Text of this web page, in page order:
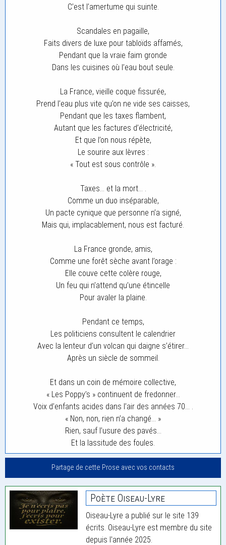
C’est l’amertume qui suinte.
Scandales en pagaille,
Faits divers de luxe pour tabloïds affamés,
Pendant que la vraie faim gronde
Dans les cuisines où l’eau bout seule.
La France, vieille coque fissurée,
Prend l’eau plus vite qu’on ne vide ses caisses,
Pendant que les taxes flambent,
Autant que les factures d’électricité,
Et que l’on nous répète,
Le sourire aux lèvres :
« Tout est sous contrôle ».
Taxes… et la mort… .
Comme un duo inséparable,
Un pacte cynique que personne n’a signé,
Mais qui, implacablement, nous est facturé.
La France gronde, amis,
Comme une forêt sèche avant l’orage :
Elle couve cette colère rouge,
Un feu qui n’attend qu’une étincelle
Pour avaler la plaine.
Pendant ce temps,
Les politiciens consultent le calendrier
Avec la lenteur d’un volcan qui daigne s’étirer…
Après un siècle de sommeil.
Et dans un coin de mémoire collective,
« Les Poppy’s » continuent de fredonner…
Voix d’enfants acides dans l’air des années 70… .
« Non, non, rien n’a changé… »
Rien, sauf l’usure des pavés…
Et la lassitude des foules.
Partage de cette Prose avec vos contacts
Poète Oiseau-Lyre
Oiseau-Lyre a publié sur le site 139
écrits. Oiseau-Lyre est membre du site
depuis l'année 2025.